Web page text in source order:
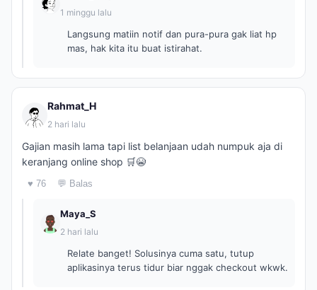
1 minggu lalu
Langsung matiin notif dan pura-pura gak liat hp
mas, hak kita itu buat istirahat.
Rahmat_H
2 hari lalu
Gajian masih lama tapi list belanjaan udah numpuk aja di
keranjang online shop 🛒😭
♥ 76 💬 Balas
Maya_S
2 hari lalu
Relate banget! Solusinya cuma satu, tutup
aplikasinya terus tidur biar nggak checkout wkwk.